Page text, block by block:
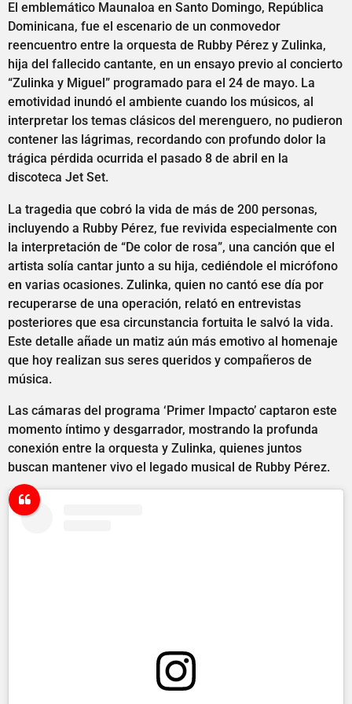
El emblemático Maunaloa en Santo Domingo, República
Dominicana, fue el escenario de un conmovedor
reencuentro entre la orquesta de Rubby Pérez y Zulinka,
hija del fallecido cantante, en un ensayo previo al concierto
“Zulinka y Miguel” programado para el 24 de mayo. La
emotividad inundó el ambiente cuando los músicos, al
interpretar los temas clásicos del merenguero, no pudieron
contener las lágrimas, recordando con profundo dolor la
trágica pérdida ocurrida el pasado 8 de abril en la
discoteca Jet Set.
La tragedia que cobró la vida de más de 200 personas,
incluyendo a Rubby Pérez, fue revivida especialmente con
la interpretación de “De color de rosa”, una canción que el
artista solía cantar junto a su hija, cediéndole el micrófono
en varias ocasiones. Zulinka, quien no cantó ese día por
recuperarse de una operación, relató en entrevistas
posteriores que esa circunstancia fortuita le salvó la vida.
Este detalle añade un matiz aún más emotivo al homenaje
que hoy realizan sus seres queridos y compañeros de
música.
Las cámaras del programa ‘Primer Impacto’ captaron este
momento íntimo y desgarrador, mostrando la profunda
conexión entre la orquesta y Zulinka, quienes juntos
buscan mantener vivo el legado musical de Rubby Pérez.